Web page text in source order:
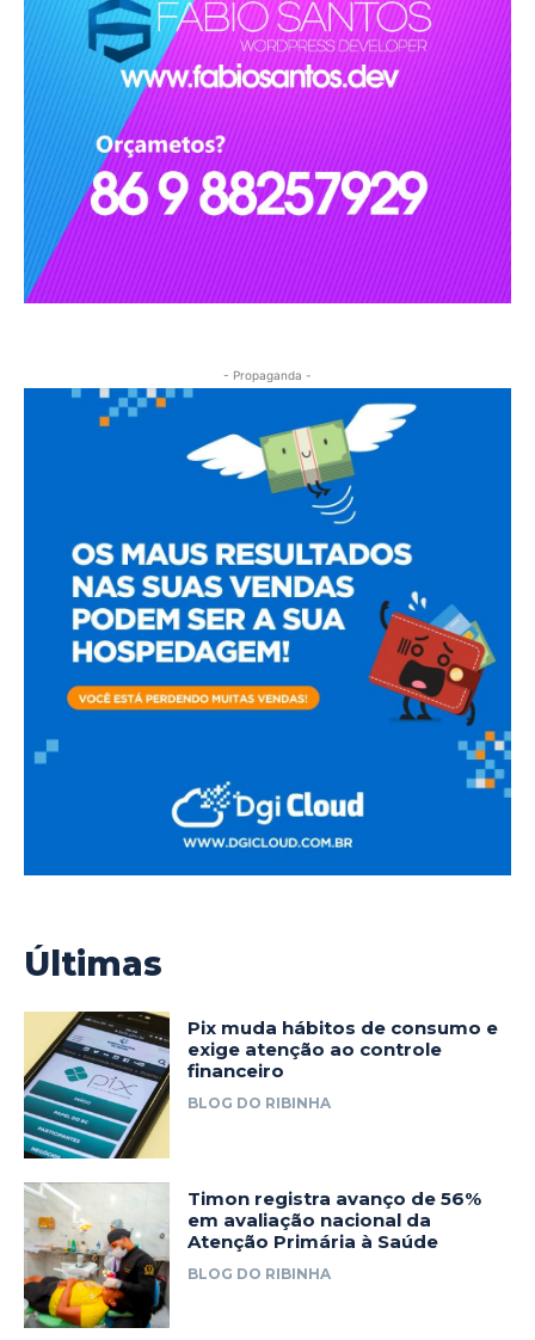
- Propaganda -
Últimas
Pix muda hábitos de consumo e
exige atenção ao controle
financeiro
BLOG DO RIBINHA
Timon registra avanço de 56%
em avaliação nacional da
Atenção Primária à Saúde
BLOG DO RIBINHA